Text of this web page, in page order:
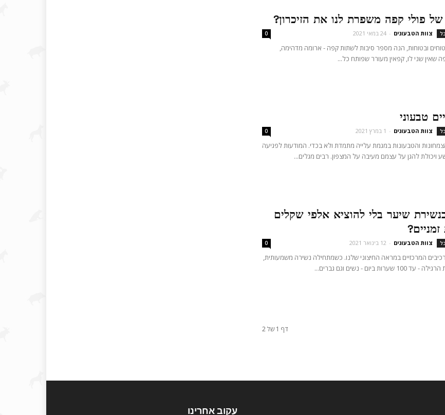
פולי קפה משפרת לנו את הזיכרון?
צוות הטבעונים - 24 במאי 2021 0
ובטוחות, הנה מספר סיבות לשתות קפה - ארומה מדהימה,
שאין שני לו, קפאין מעורר שפותח כל...
טבעוני
צוות הטבעונים - 1 במרץ 2021 0
והטבעונות במגמת עלייה מתמדת ולא בכדי. המודעות לפגיעה
ויכולת להגן על עצמם מעיבה על המצפון. רבים מגלים...
שיער בלי להוציא אלפי שקלים
צוות הטבעונים - 12 בינואר 2021 0
המרכזיים במראה החיצוני שלנו. כשמתחילה נשירה משמעותית,
ביום - נשים וגם גברים...
דף 1 של 2
עקוב אחרינו